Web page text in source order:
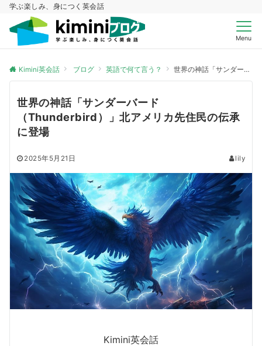
学ぶ楽しみ、身につく英会話
Menu
Kimini英会話 ブログ 英語で何て言う？ 世界の神話「サンダーバード（Thunderbird）」北アメリカ先住民の伝承に登場
世界の神話「サンダーバード
（Thunderbird）」北アメリカ先住民の伝承
に登場
2025年5月21日 lily
Kimini英会話